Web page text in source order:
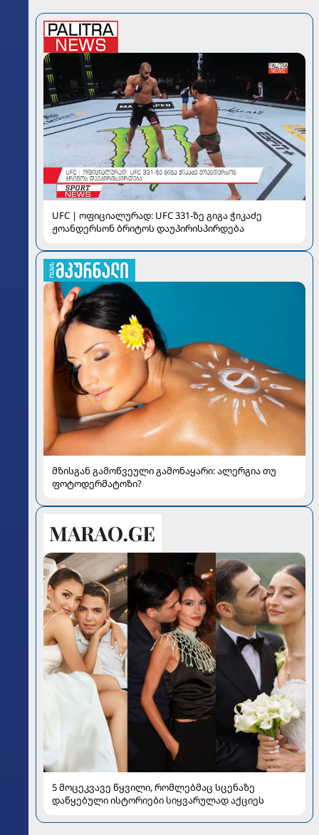
UFC | ოფიციალურად: UFC 331-ზე გიგა ჭიკაძე
ჟოანდერსონ ბრიტოს დაუპირისპირდება
მზისგან გამოწვეული გამონაყარი: ალერგია თუ
ფოტოდერმატოზი?
5 მოცეკვავე წყვილი, რომლებმაც სცენაზე
დაწყებული ისტორიები სიყვარულად აქციეს